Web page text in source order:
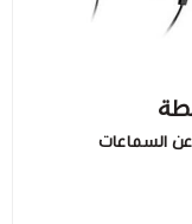
السماعات